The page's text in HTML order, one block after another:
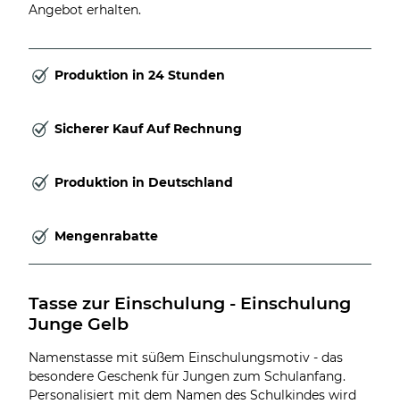
Angebot erhalten.
Produktion in 24 Stunden
Sicherer Kauf Auf Rechnung
Produktion in Deutschland
Mengenrabatte
Tasse zur Einschulung - Einschulung
Junge Gelb
Namenstasse mit süßem Einschulungsmotiv - das
besondere Geschenk für Jungen zum Schulanfang.
Personalisiert mit dem Namen des Schulkindes wird